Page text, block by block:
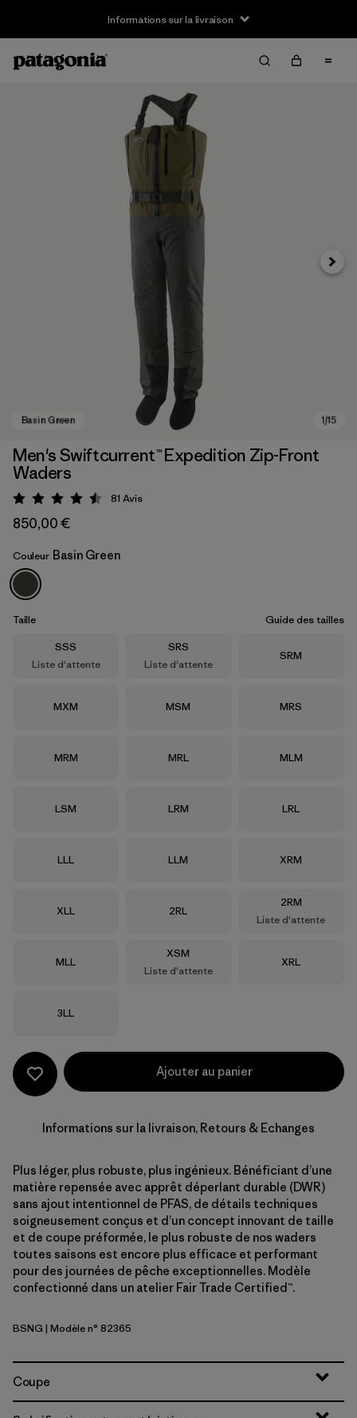
Informations sur la livraison
Basin Green
Men's Swiftcurrent™ Expedition Zip-Front
Waders
Évaluation: 4.5 / 5
81 Avis
850,00 €
Couleur Basin Green
Taille
Guide des tailles
Taille
SSS
Liste d'attente
Taille
SRS
Liste d'attente
Taille
SRM
Taille
MXM Taille
MSM Taille
MRS
Taille
MRM Taille
MRL Taille
MLM
Taille
LSM Taille
LRM Taille
LRL
Taille
LLL Taille
LLM Taille
XRM
Taille
XLL Taille
2RL
Taille
2RM
Liste d'attente
Taille
MLL
Taille
XSM
Liste d'attente
Taille
XRL
Taille
3LL
Ajouter au panier
Informations sur la livraison, Retours & Echanges
Plus léger, plus robuste, plus ingénieux. Bénéficiant d’une
matière repensée avec apprêt déperlant durable (DWR)
sans ajout intentionnel de PFAS, de détails techniques
soigneusement conçus et d’un concept innovant de taille
et de coupe préformée, le plus robuste de nos waders
toutes saisons est encore plus efficace et performant
pour des journées de pêche exceptionnelles. Modèle
confectionné dans un atelier Fair Trade Certified™.
Basin Green
BSNG | Modèle n° 82365
Coupe